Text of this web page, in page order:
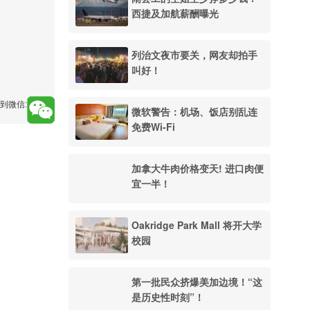
西捷及加航薪酬曝光
列治文夜市要关，网友却拍手
叫好！
微软警告：机场、饭店别乱连
免费Wi-Fi
加拿大牛肉价格变天! 进口肉便
宜一半！
Oakridge Park Mall 将开大学
校园
第一批民众挤爆美加边境！“这
是历史性时刻”！
微信: